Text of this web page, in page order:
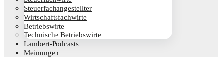
Steu­er­fach­an­ge­stell­ter
Wirt­schafts­fach­wir­te
Betriebs­wir­te
Tech­ni­sche Betriebswirte
Lam­­bert-Pod­­casts
Mei­nun­gen